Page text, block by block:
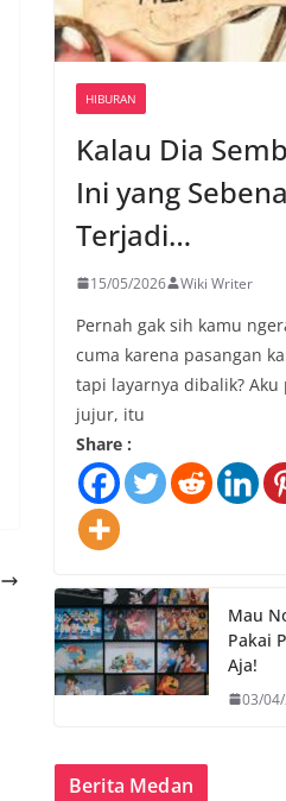
HIBURAN
Kalau Dia
Ini yang
Terjadi…
15/05/2026 Wiki Writer
Pernah gak sih kamu
cuma karena pasangan
tapi layarnya dibalik? Aku
jujur, itu
Share :
Mau
Pakai
Aja!
03/
Berita Medan